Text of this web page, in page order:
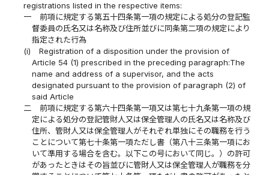
registrations listed in the respective items:
一
前項に規定する第五十四条第一項の規定による処分の登記監
督委員の氏名又は名称及び住所並びに同条第二項の規定により
指定された行為
(i)
Registration of a disposition under the provision of
Article 54 (1) prescribed in the preceding paragraph:The
name and address of a supervisor, and the acts
designated pursuant to the provision of paragraph (2) of
said Article
二
前項に規定する第六十四条第一項又は第七十九条第一項の規
定による処分の登記管財人又は保全管理人の氏名又は名称及び
住所、管財人又は保全管理人がそれぞれ単独にその職務を行う
ことについて第七十条第一項ただし書（第八十三条第一項にお
いて準用する場合を含む。以下この号において同じ。）の許可
があったときはその旨並びに管財人又は保全管理人が職務を分